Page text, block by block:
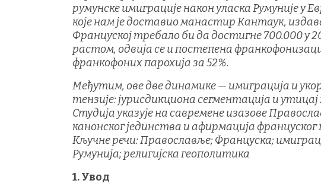
румунске имиграције након уласка Румуније у
које нам је доставио манастир Кантаук,
Француској требало би да достигне 700.000 у
растом, одвија се и постепена
франкофоних парохија за 52%.
Међутим, ове две динамике — имиграција и
тензије: јурисдикциона сегментација и
Студија указује на савремене изазове
канонског јединства и афирмација
Кључне речи: Православље; Француска;
Румунија; религијска геополитика
1. Увод